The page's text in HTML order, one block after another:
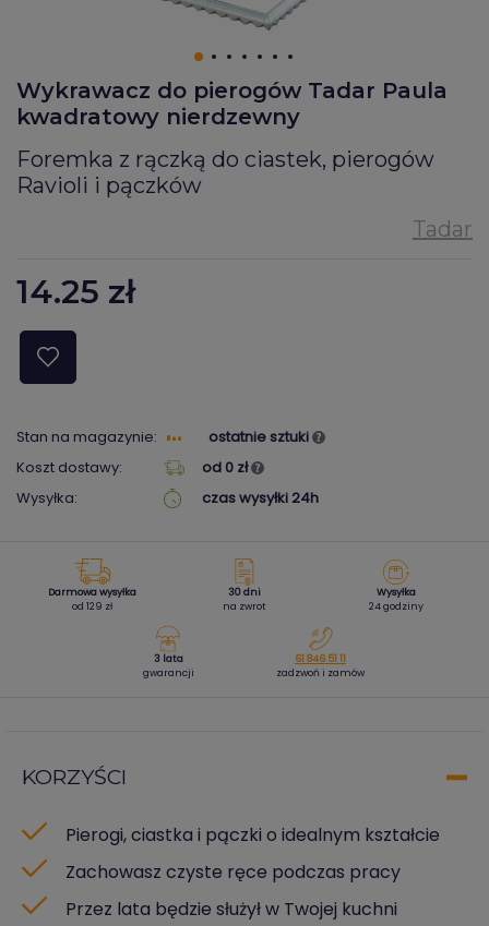
Wykrawacz do pierogów Tadar Paula
kwadratowy nierdzewny
Foremka z rączką do ciastek, pierogów
Ravioli i pączków
14.25 zł
Stan na magazynie:
ostatnie sztuki
Koszt dostawy:
od 0 zł
Wysyłka:
czas wysyłki 24h
Darmowa wysyłka
od 129 zł
30 dni
na zwrot
Wysyłka
24 godziny
3 lata
gwarancji
61 846 51 11
zadzwoń i zamów
KORZYŚCI
Pierogi, ciastka i pączki o idealnym kształcie
Zachowasz czyste ręce podczas pracy
Przez lata będzie służył w Twojej kuchni